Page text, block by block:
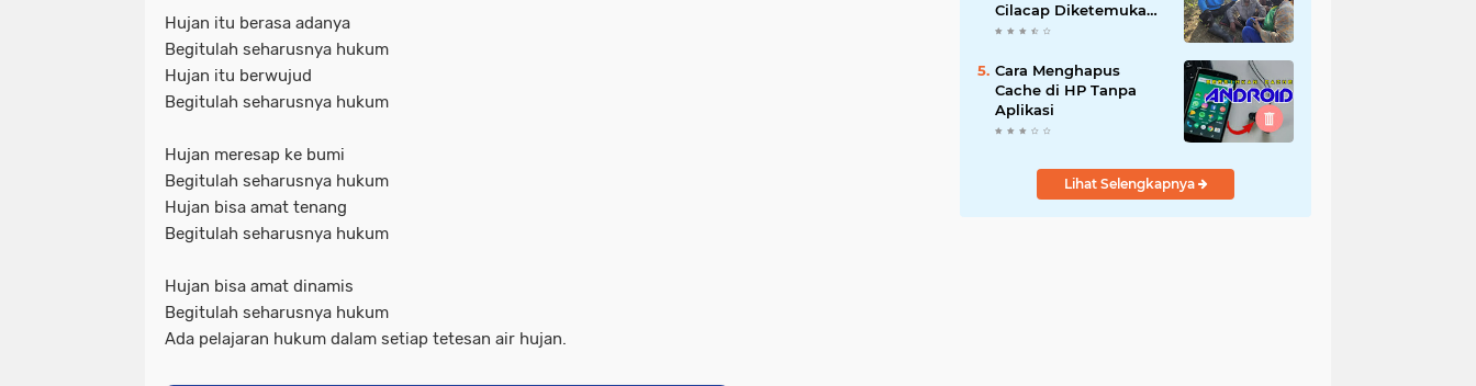
Hujan itu berasa adanya
Begitulah seharusnya hukum
Hujan itu berwujud
Begitulah seharusnya hukum
Hujan meresap ke bumi
Begitulah seharusnya hukum
Hujan bisa amat tenang
Begitulah seharusnya hukum
Hujan bisa amat dinamis
Begitulah seharusnya hukum
Ada pelajaran hukum dalam setiap tetesan air hujan.
Cilacap Diketemukan
Selamat
Cara Menghapus
Cache di HP Tanpa
Aplikasi
Lihat Selengkapnya